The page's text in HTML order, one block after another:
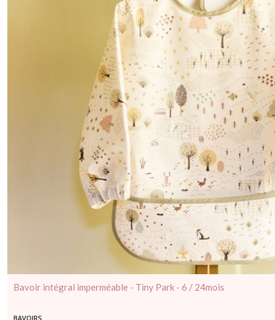
Bavoir intégral imperméable - Tiny Park - 6 / 24mois
BAVOIRS